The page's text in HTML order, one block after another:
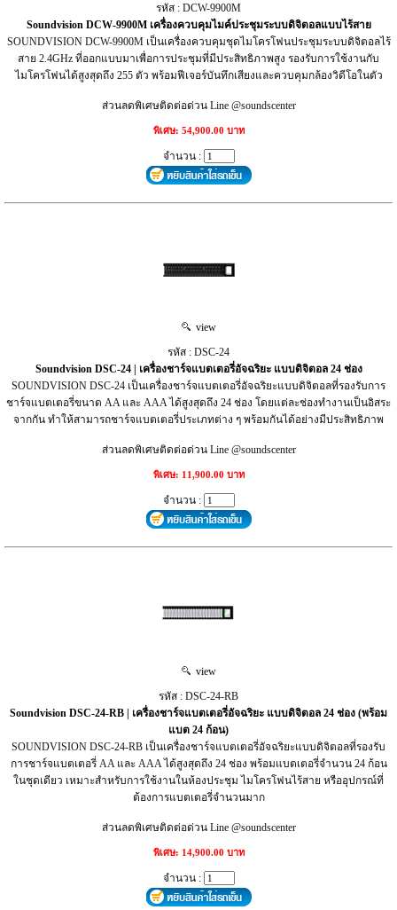
รหัส : DCW-9900M
Soundvision DCW-9900M เครื่องควบคุมไมค์ประชุมระบบดิจิตอลแบบไร้สาย
SOUNDVISION DCW-9900M เป็นเครื่องควบคุมชุดไมโครโฟนประชุมระบบดิจิตอลไร้
สาย 2.4GHz ที่ออกแบบมาเพื่อการประชุมที่มีประสิทธิภาพสูง รองรับการใช้งานกับ
ไมโครโฟนได้สูงสุดถึง 255 ตัว พร้อมฟีเจอร์บันทึกเสียงและควบคุมกล้องวิดีโอในตัว
ส่วนลดพิเศษติดต่อด่วน Line @soundscenter
พิเศษ: 54,900.00 บาท
จำนวน :
view
รหัส : DSC-24
Soundvision DSC-24 | เครื่องชาร์จแบตเตอรี่อัจฉริยะ แบบดิจิตอล 24 ช่อง
SOUNDVISION DSC-24 เป็นเครื่องชาร์จแบตเตอรี่อัจฉริยะแบบดิจิตอลที่รองรับการ
ชาร์จแบตเตอรี่ขนาด AA และ AAA ได้สูงสุดถึง 24 ช่อง โดยแต่ละช่องทำงานเป็นอิสระ
จากกัน ทำให้สามารถชาร์จแบตเตอรี่ประเภทต่าง ๆ พร้อมกันได้อย่างมีประสิทธิภาพ
ส่วนลดพิเศษติดต่อด่วน Line @soundscenter
พิเศษ: 11,900.00 บาท
จำนวน :
view
รหัส : DSC-24-RB
Soundvision DSC-24-RB | เครื่องชาร์จแบตเตอรี่อัจฉริยะ แบบดิจิตอล 24 ช่อง (พร้อม
แบต 24 ก้อน)
SOUNDVISION DSC-24-RB เป็นเครื่องชาร์จแบตเตอรี่อัจฉริยะแบบดิจิตอลที่รองรับ
การชาร์จแบตเตอรี่ AA และ AAA ได้สูงสุดถึง 24 ช่อง พร้อมแบตเตอรี่จำนวน 24 ก้อน
ในชุดเดียว เหมาะสำหรับการใช้งานในห้องประชุม ไมโครโฟนไร้สาย หรืออุปกรณ์ที่
ต้องการแบตเตอรี่จำนวนมาก
ส่วนลดพิเศษติดต่อด่วน Line @soundscenter
พิเศษ: 14,900.00 บาท
จำนวน :